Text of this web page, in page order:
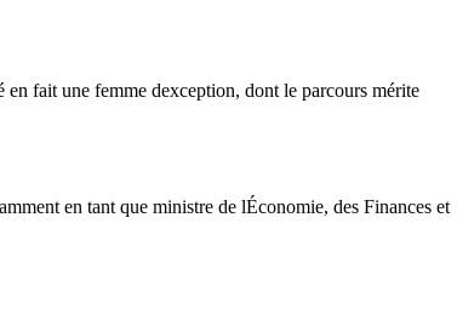
fait une femme dexception, dont le parcours mérite
en tant que ministre de lÉconomie, des Finances et